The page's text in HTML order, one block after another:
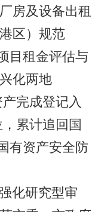
房及设备出租
区）规范
目租金评估与
化两地
完成登记入
累计追回国
有资产安全防
化研究型审